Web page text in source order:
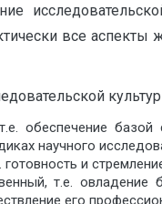
все аспекты
т.е. обеспечение
научного
и
т.е.
его